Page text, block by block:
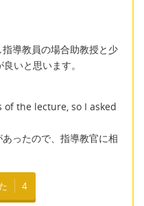
導教員の場合助教授と少
いと思います。
the lecture, so I asked
ったので、指導教官に相
4